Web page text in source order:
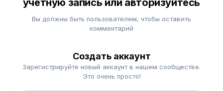
учётную запись или авторизуйтесь
Вы должны быть пользователем, чтобы оставить
комментарий
Создать аккаунт
Зарегистрируйте новый аккаунт в нашем сообществе.
Это очень просто!